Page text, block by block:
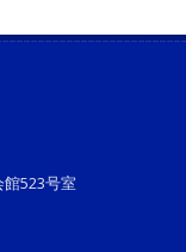
523号室